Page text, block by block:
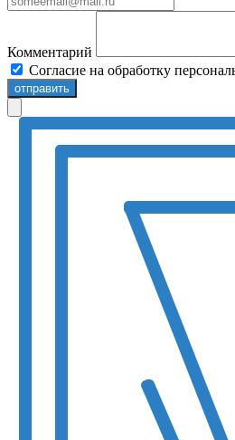
Комментарий
Согласие на обработку
отправить